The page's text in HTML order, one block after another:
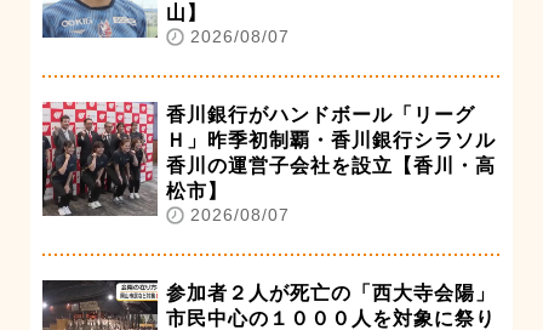
山】
2026/08/07
香川銀行がハンドボール「リーグ
Ｈ」昨季初制覇・香川銀行シラソル
香川の運営子会社を設立【香川・高
松市】
2026/08/07
参加者２人が死亡の「西大寺会陽」
市民中心の１０００人を対象に祭り